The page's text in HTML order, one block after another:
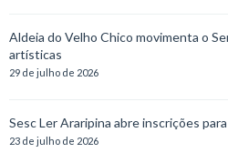
Aldeia do Velho Chico movimenta o
artísticas
29 de julho de 2026
Sesc Ler Araripina abre inscrições
23 de julho de 2026